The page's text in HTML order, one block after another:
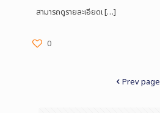
สามารถดูรายละเอียดเ[…]
0
Prev page